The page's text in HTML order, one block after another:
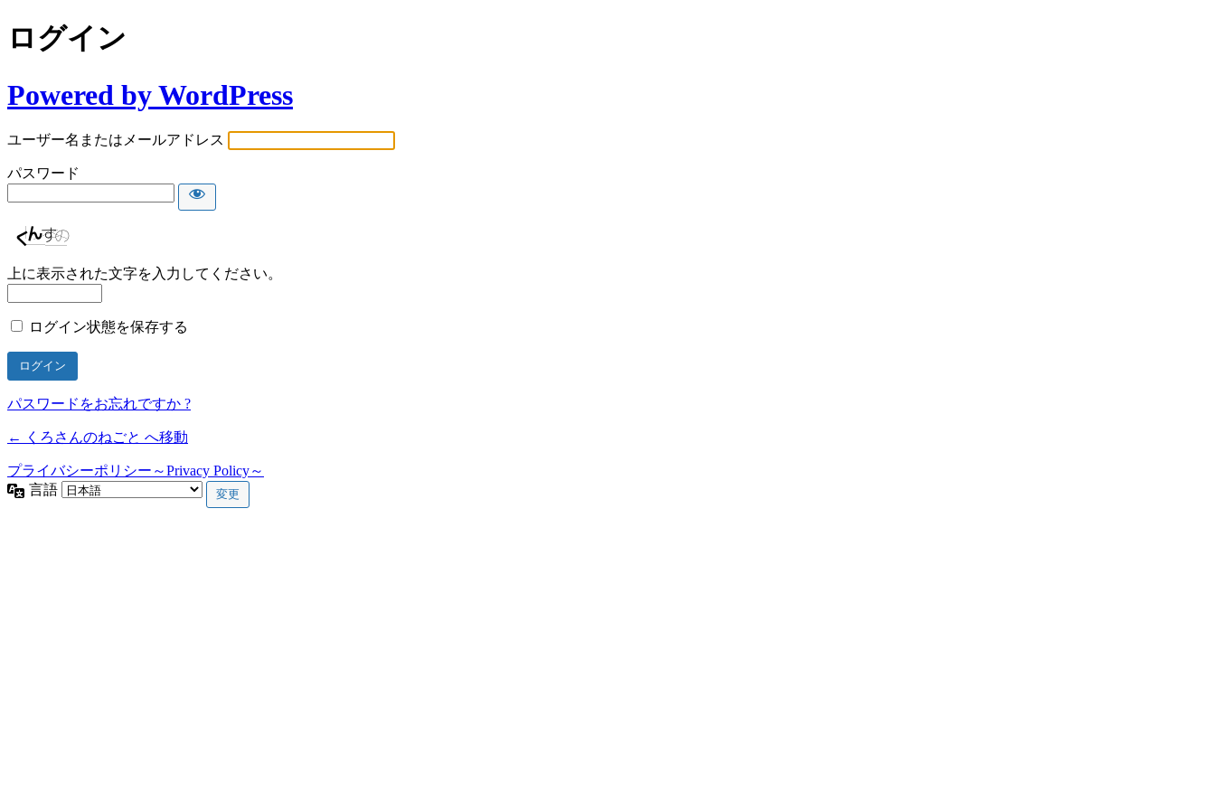
ログイン
Powered by WordPress
ユーザー名またはメールアドレス
パスワード
上に表示された文字を入力してください。
ログイン状態を保存する
パスワードをお忘れですか ?
← くろさんのねごと へ移動
プライバシーポリシー～Privacy Policy～
言語